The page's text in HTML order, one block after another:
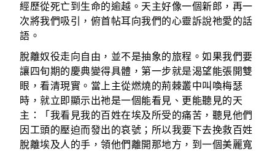
經歷從死亡到生命的逾越。天主好像一個新郎，再一
次將我們吸引，俯首帖耳向我們的心靈訴說祂愛的話
語。
脫離奴役走向自由，並不是抽象的旅程。如果我們要
讓四旬期的慶典變得具體，第一步就是渴望能張開雙
眼，看清現實。當上主從燃燒的荊棘叢中叫喚梅瑟
時，就立即顯示出祂是一個能看見、更能聽見的天
主：「我看見我的百姓在埃及所受的痛苦，聽見他們
因工頭的壓迫而發出的哀號；所以我要下去挽救百姓
脫離埃及人的手，領他們離開那地方，到一個美麗寬